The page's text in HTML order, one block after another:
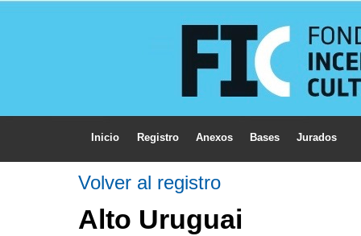
Inicio Registro Anexos Bases Jurados
Volver al registro
Alto Uruguai